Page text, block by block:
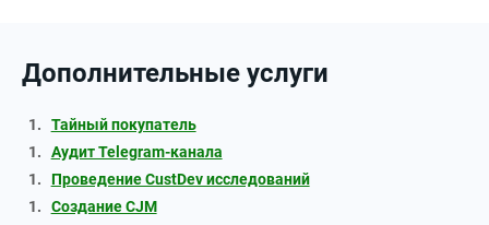
Дополнительные услуги
Тайный покупатель
Аудит Telegram-канала
Проведение CustDev исследований
Создание CJM